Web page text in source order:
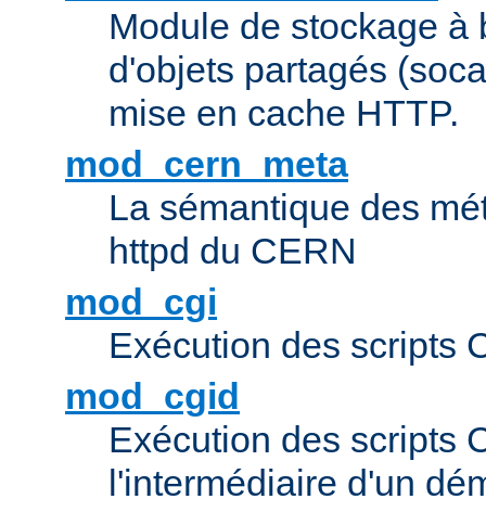
Module de stockage à
d'objets partagés
mise en cache HTTP.
mod_cern_meta
La sémantique des
httpd du CERN
mod_cgi
Exécution des scripts
mod_cgid
Exécution des scripts
l'intermédiaire d'un